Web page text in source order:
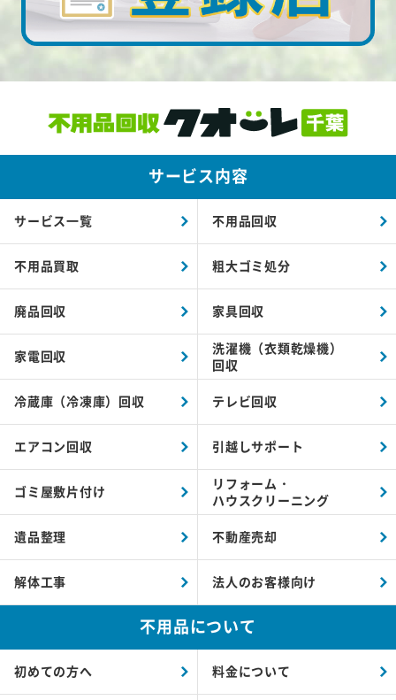
サービス内容
サービス一覧 不用品回収
不用品買取 粗大ゴミ処分
廃品回収 家具回収
家電回収
洗濯機（衣類乾燥機）
回収
冷蔵庫（冷凍庫）回収 テレビ回収
エアコン回収 引越しサポート
ゴミ屋敷片付け
リフォーム・
ハウスクリーニング
遺品整理 不動産売却
解体工事 法人のお客様向け
不用品について
初めての方へ 料金について